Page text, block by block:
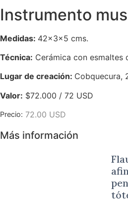
Instrumento
Medidas: 42x3x5 cms.
Técnica: Cerámica con esmaltes
Lugar de creación: Cobquecura,
Valor: $72.000 / 72 USD
Precio: 72.00 USD
Más información